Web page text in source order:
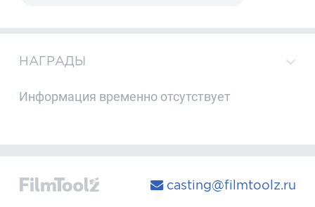
НАГРАДЫ
Информация временно отсутствует
casting@filmtoolz.ru